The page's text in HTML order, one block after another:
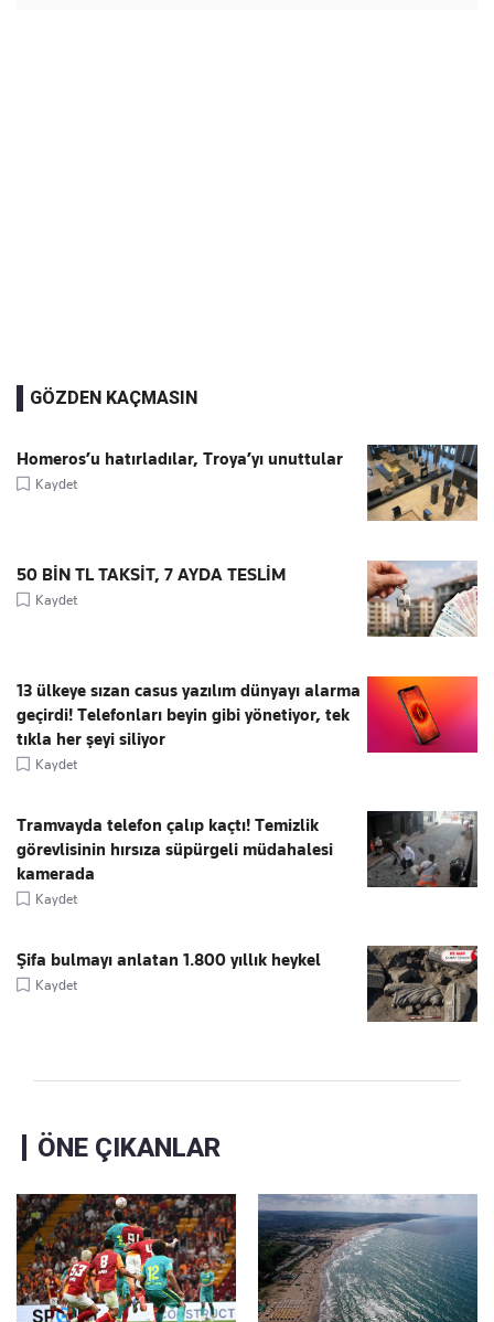
GÖZDEN KAÇMASIN
Homeros’u hatırladılar, Troya’yı unuttular
Kaydet
50 BİN TL TAKSİT, 7 AYDA TESLİM
Kaydet
13 ülkeye sızan casus yazılım dünyayı alarma
geçirdi! Telefonları beyin gibi yönetiyor, tek
tıkla her şeyi siliyor
Kaydet
Tramvayda telefon çalıp kaçtı! Temizlik
görevlisinin hırsıza süpürgeli müdahalesi
kamerada
Kaydet
Şifa bulmayı anlatan 1.800 yıllık heykel
Kaydet
ÖNE ÇIKANLAR